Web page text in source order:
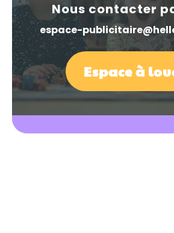
Nous contacter
espace-
Espace à